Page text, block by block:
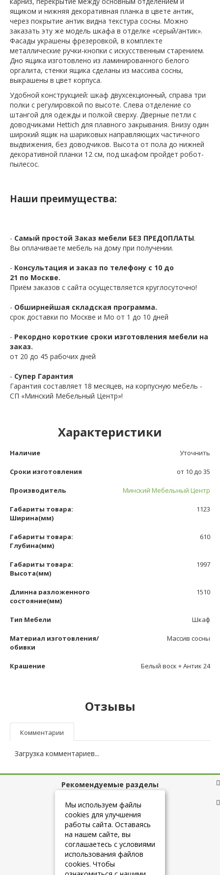
ящиком и нижняя декоративная планка в цвете антик,
через покрытие антик видна текстура сосны. Можно
заказать эту же модель шкафа в отделке «серый/антик».
Фасады украшены фрезеровкой, в комплекте
металлические ручки-кнопки с искусственным старением.
Дно ящика изготовлено из ламинированного белого
оргалита, стенки ящика сделаны из массива сосны,
выкрашены в цвет корпуса.
Удобной конструкцией: шкаф двухсекционный, справа три
полки с регулировкой по высоте. Слева отделение со
штангой для одежды и полкой сверху. Дверные петли с
доводчиками Hettich для плавного закрывания. Внизу один
широкий ящик на шариковых направляющих частичного
выдвижения, без доводчиков. Высота от пола до нижней
декоративной планки 12 см, под шкафом пройдет робот-
пылесос.
Наши преимущества:
- Самый простой Заказ мебели БЕЗ ПРЕДОПЛАТЫ.
Вы оплачиваете мебель на дому при получении.
- Консультация и заказ по телефону с 10 до
21 по Москве.
Приём заказов с сайта осуществляется круглосуточно!
- Обширнейшая складская программа.
срок доставки по Москве и Мо от 1 до 10 дней
- Рекордно короткие сроки изготовления мебели на
заказ.
от 20 до 45 рабочих дней
- Супер Гарантия
Гарантия составляет 18 месяцев, на корпусную мебель -
СП «Минский Мебельный Центр»!
Характеристики
Наличие Уточнить
Сроки изготовления от 10 до 35
Производитель Минский Мебельный Центр
Габариты товара:
Ширина(мм)
1123
Габариты товара:
Глубина(мм)
610
Габариты товара:
Высота(мм)
1997
Длинна разложенного
состояние(мм)
1510
Тип Мебели Шкаф
Материал изготовления/
обивки
Массив сосны
Крашение Белый воск + Антик 24
Отзывы
Комментарии
Загрузка комментариев...
Рекомендуемые разделы
Полезные ссылки
+7 (925) 084-10-60
Мы используем файлы
cookies для улучшения
работы сайта. Оставаясь
на нашем сайте, вы
соглашаетесь с условиями
использования файлов
cookies. Чтобы